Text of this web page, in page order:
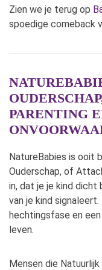
Zien we je terug op
spoedige comeback
PARENTING
NatureBabies is ooit
Ouderschap, of
in, dat je je kind
van je kind
hechtingsfase en
leven.
Mensen die